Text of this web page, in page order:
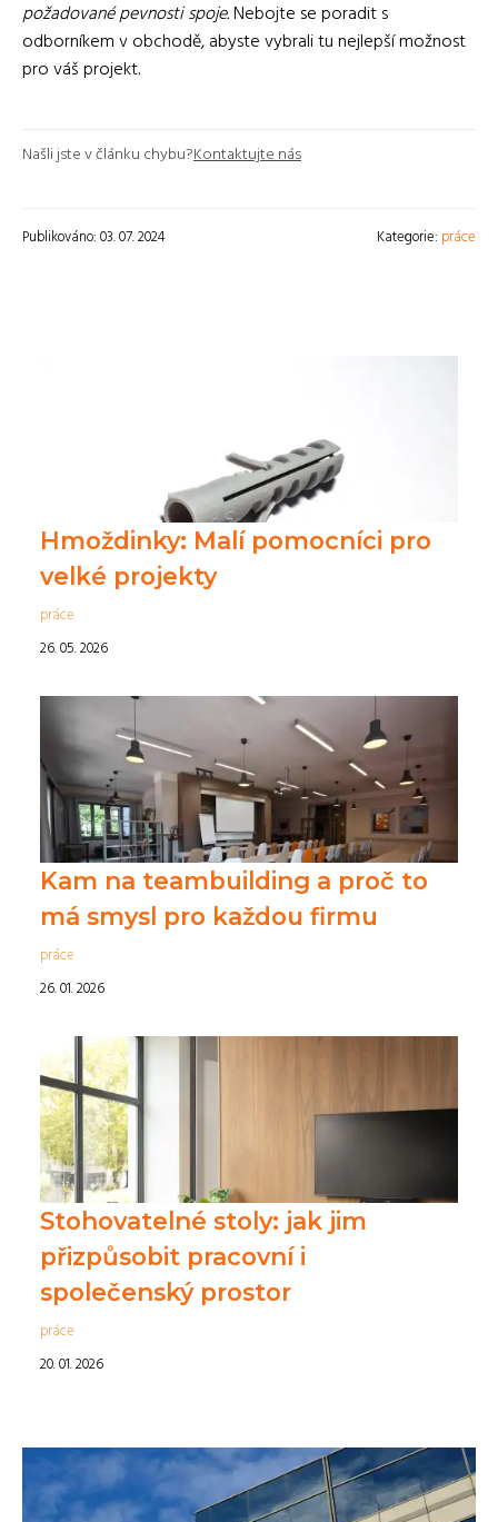
požadované pevnosti spoje.Nebojte se poradit s
odborníkem v obchodě, abyste vybrali tu nejlepší možnost
pro váš projekt.
Našli jste v článku chybu?Kontaktujte nás
Publikováno: 03. 07. 2024 Kategorie: práce
Hmoždinky: Malí pomocníci pro
velké projekty
práce
26. 05. 2026
Kam na teambuilding a proč to
má smysl pro každou firmu
práce
26. 01. 2026
Stohovatelné stoly: jak jim
přizpůsobit pracovní i
společenský prostor
práce
20. 01. 2026